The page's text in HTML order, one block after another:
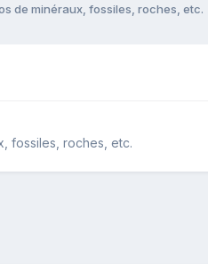
de minéraux, fossiles, roches, etc.
fossiles, roches, etc.